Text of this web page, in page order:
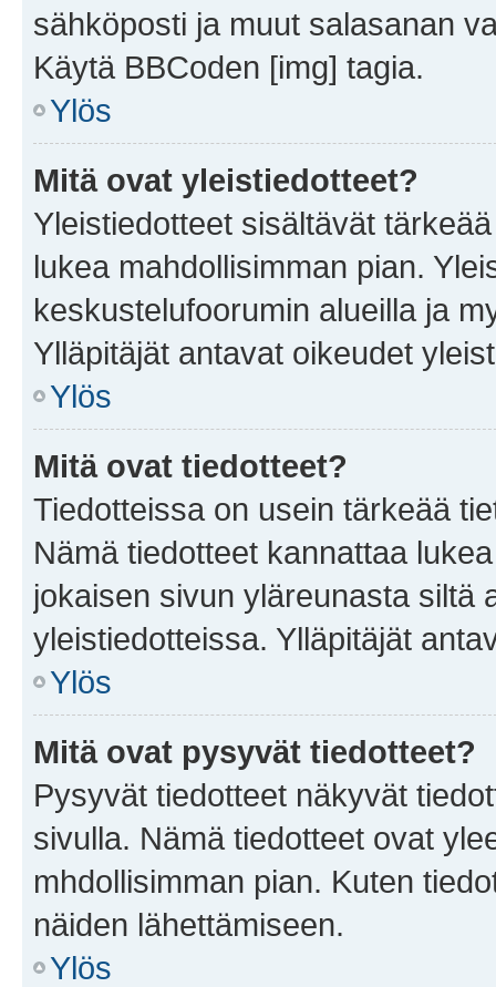
sähköposti ja muut salasanan
Käytä BBCoden [img] tagia.
Ylös
Mitä ovat yleistiedotteet?
Yleistiedotteet sisältävät
lukea mahdollisimman pian.
keskustelufoorumin alueilla ja
Ylläpitäjät antavat oikeudet
Ylös
Mitä ovat tiedotteet?
Tiedotteissa on usein tärkeää
Nämä tiedotteet kannattaa
jokaisen sivun yläreunasta siltä
yleistiedotteissa. Ylläpitäjät
Ylös
Mitä ovat pysyvät tiedotteet?
Pysyvät tiedotteet näkyvät
sivulla. Nämä tiedotteet ovat
mhdollisimman pian. Kuten
näiden lähettämiseen.
Ylös